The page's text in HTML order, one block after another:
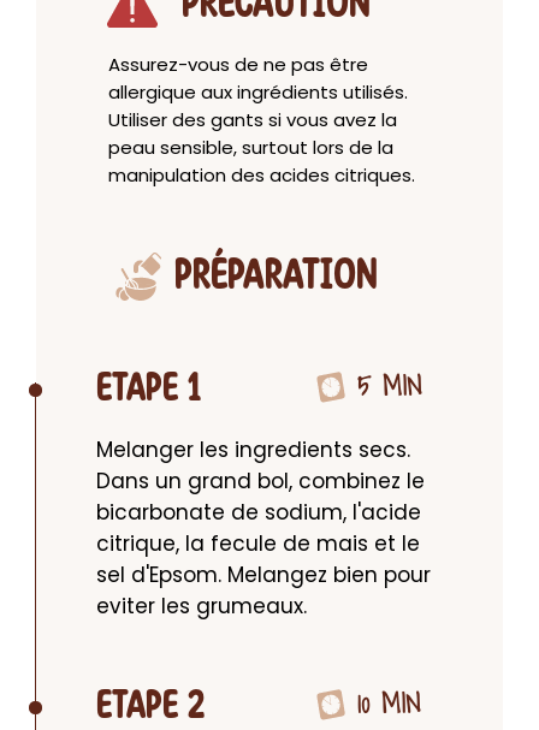
Assurez-vous de ne pas être
allergique aux ingrédients utilisés.
Utiliser des gants si vous avez la
peau sensible, surtout lors de la
manipulation des acides citriques.
PRÉPARATION
ETAPE 1 5 MIN
Melanger les ingredients secs.
Dans un grand bol, combinez le
bicarbonate de sodium, l'acide
citrique, la fecule de mais et le
sel d'Epsom. Melangez bien pour
eviter les grumeaux.
ETAPE 2 10 MIN